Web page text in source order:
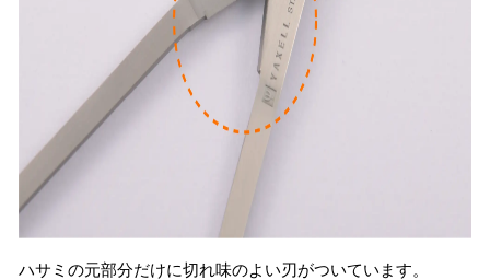
ハサミの元部分だけに切れ味のよい刃がついています。